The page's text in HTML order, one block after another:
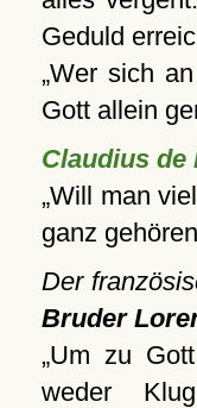
Geduld
Wer sich
Gott allein
Claudius de
Will man
ganz
Der
Bruder
Um zu
weder